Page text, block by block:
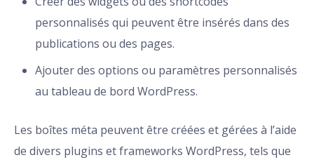
personnalisés qui peuvent être insérés dans des
publications ou des pages.
Ajouter des options ou paramètres personnalisés
au tableau de bord WordPress.
Les boîtes méta peuvent être créées et gérées à l’aide
de divers plugins et frameworks WordPress, tels que